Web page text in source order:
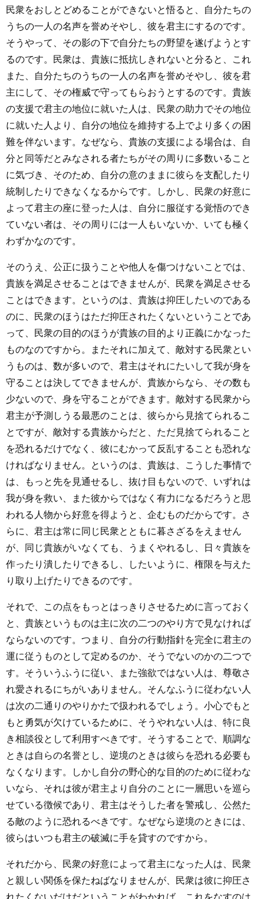
民衆をおしとどめることができないと悟ると、自分たちの
うちの一人の名声を誉めそやし、彼を君主にするのです。
そうやって、その影の下で自分たちの野望を遂げようとす
るのです。民衆は、貴族に抵抗しきれないと分ると、これ
また、自分たちのうちの一人の名声を誉めそやし、彼を君
主にして、その権威で守ってもらおうとするのです。貴族
の支援で君主の地位に就いた人は、民衆の助力でその地位
に就いた人より、自分の地位を維持する上でより多くの困
難を伴ないます。なぜなら、貴族の支援による場合は、自
分と同等だとみなされる者たちがその周りに多数いること
に気づき、そのため、自分の意のままに彼らを支配したり
統制したりできなくなるからです。しかし、民衆の好意に
よって君主の座に登った人は、自分に服従する覚悟のでき
ていない者は、その周りには一人もいないか、いても極く
わずかなのです。
そのうえ、公正に扱うことや他人を傷つけないことでは、
貴族を満足させることはできませんが、民衆を満足させる
ことはできます。というのは、貴族は抑圧したいのである
のに、民衆のほうはただ抑圧されたくないということであ
って、民衆の目的のほうが貴族の目的より正義にかなった
ものなのですから。またそれに加えて、敵対する民衆とい
うものは、数が多いので、君主はそれにたいして我が身を
守ることは決してできませんが、貴族からなら、その数も
少ないので、身を守ることができます。敵対する民衆から
君主が予測しうる最悪のことは、彼らから見捨てられるこ
とですが、敵対する貴族からだと、ただ見捨てられること
を恐れるだけでなく、彼にむかって反乱することも恐れな
ければなりません。というのは、貴族は、こうした事情で
は、もっと先を見通せるし、抜け目もないので、いずれは
我が身を救い、また彼からではなく有力になるだろうと思
われる人物から好意を得ようと、企むものだからです。さ
らに、君主は常に同じ民衆とともに暮さざるをえません
が、同じ貴族がいなくても、うまくやれるし、日々貴族を
作ったり潰したりできるし、したいように、権限を与えた
り取り上げたりできるのです。
それで、この点をもっとはっきりさせるために言っておく
と、貴族というものは主に次の二つのやり方で見なければ
ならないのです。つまり、自分の行動指針を完全に君主の
運に従うものとして定めるのか、そうでないのかの二つで
す。そういうふうに従い、また強欲ではない人は、尊敬さ
れ愛されるにちがいありません。そんなふうに従わない人
は次の二通りのやりかたで扱われるでしょう。小心でもと
もと勇気が欠けているために、そうやれない人は、特に良
き相談役として利用すべきです。そうすることで、順調な
ときは自らの名誉とし、逆境のときは彼らを恐れる必要も
なくなります。しかし自分の野心的な目的のために従わな
いなら、それは彼が君主より自分のことに一層思いを巡ら
せている徴候であり、君主はそうした者を警戒し、公然た
る敵のように恐れるべきです。なぜなら逆境のときには、
彼らはいつも君主の破滅に手を貸すのですから。
それだから、民衆の好意によって君主になった人は、民衆
と親しい関係を保たねばなりませんが、民衆は彼に抑圧さ
れたくないだけだということがわかれば、これをなすのは